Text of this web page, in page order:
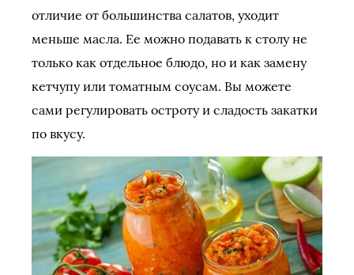
отличие от большинства салатов, уходит
меньше масла. Ее можно подавать к столу не
только как отдельное блюдо, но и как замену
кетчупу или томатным соусам. Вы можете
сами регулировать остроту и сладость закатки
по вкусу.